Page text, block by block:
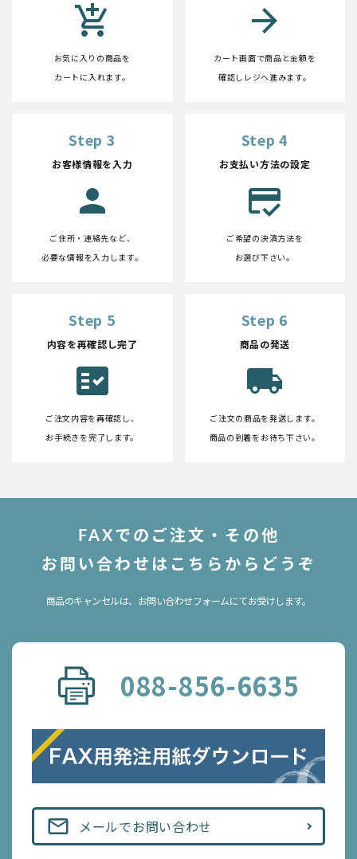
add_shopping_cart
お気に入りの商品を
カートに入れます。
arrow_forward
カート画面で商品と金額を
確認しレジへ進みます。
Step 3
お客様情報を入力
person
ご住所・連絡先など、
必要な情報を入力します。
Step 4
お支払い方法の設定
credit_score
ご希望の決済方法を
お選び下さい。
Step 5
内容を再確認し完了
fact_check
ご注文内容を再確認し、
お手続きを完了します。
Step 6
商品の発送
local_shipping
ご注文の商品を発送します。
商品の到着をお待ち下さい。
FAXでのご注文・その他
お問い合わせはこちらからどうぞ
商品のキャンセルは、お問い合わせフォームにてお受けします。
088-856-6635
mail_outline メールでお問い合わせ